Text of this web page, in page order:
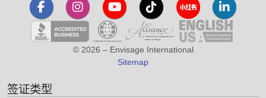
© 2026 – Envisage International
Sitemap
签证类型